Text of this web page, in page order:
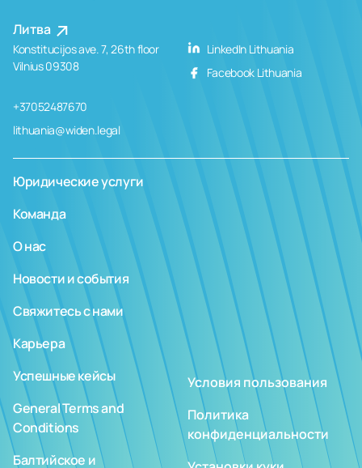
Литва
Konstitucijos ave. 7, 26th floor
Vilnius 09308
+37052487670
lithuania@widen.legal
LinkedIn Lithuania
Facebook Lithuania
Юридические услуги
Команда
О нас
Новости и события
Свяжитесь с нами
Карьера
Успешные кейсы
General Terms and
Conditions
Балтийское и
Условия пользования
Политика
конфиденциальности